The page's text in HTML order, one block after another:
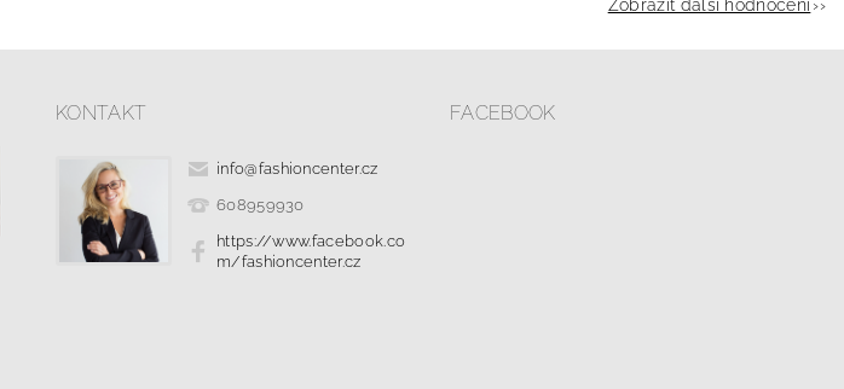
Zobrazit další hodnocení
KONTAKT
info@fashioncenter.cz
608959930
https://www.facebook.co
m/fashioncenter.cz
FACEBOOK